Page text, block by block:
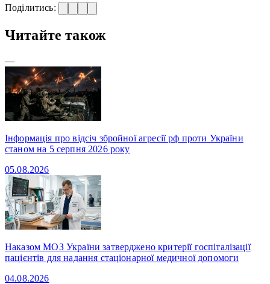
Поділитись:
Читайте також
—
Інформація про відсіч збройної агресії рф проти України
станом на 5 серпня 2026 року
05.08.2026
Наказом МОЗ України затверджено критерії госпіталізації
пацієнтів для надання стаціонарної медичної допомоги
04.08.2026